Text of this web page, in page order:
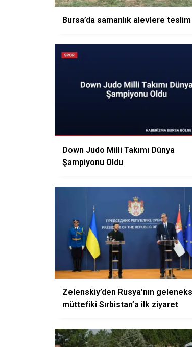
Bursa’da samanlık alevlere
Down Judo Milli Takımı Dünya
Şampiyonu Oldu
Zelenskiy’den Rusya’nın
müttefiki Sırbistan’a ilk ziyaret